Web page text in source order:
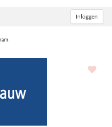
Inloggen